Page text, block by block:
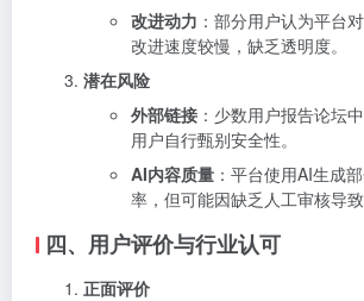
改进动力 ：部分用户认为平台
改进速度较慢，缺乏透明度。
潜在风险
外部链接 ：少数用户报告论坛
用户自行甄别安全性。
AI内容质量 ：平台使用AI生成
率，但可能因缺乏人工审核导致
四、用户评价与行业认可
正面评价